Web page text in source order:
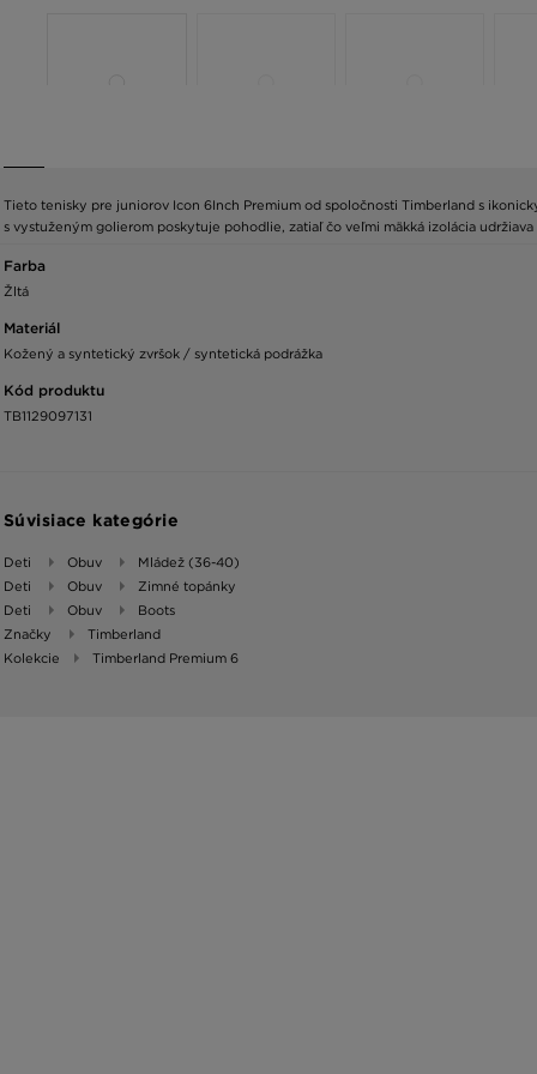
Tieto tenisky pre juniorov Icon 6Inch Premium od spoločnosti Timberland s
s vystuženým golierom poskytuje pohodlie, zatiaľ čo veľmi mäkká izolácia
Farba
Žltá
Materiál
Kožený a syntetický zvršok / syntetická podrážka
Kód produktu
TB1129097131
Súvisiace kategórie
Deti Obuv
Mládež (36-40)
Deti
Obuv
Zimné topánky
Deti
Obuv
Boots
Značky
Timberland
Kolekcie
Timberland Premium 6